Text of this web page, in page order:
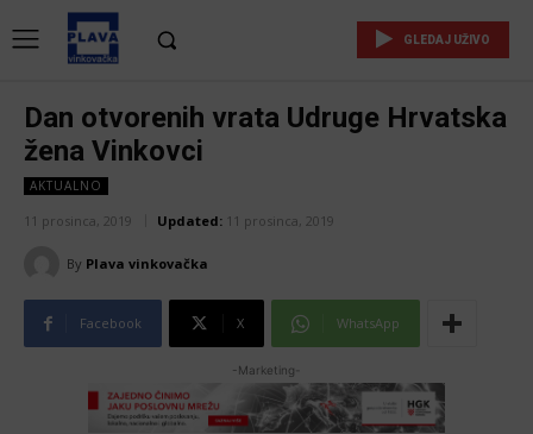
GLEDAJ UŽIVO
Dan otvorenih vrata Udruge Hrvatska
žena Vinkovci
AKTUALNO
11 prosinca, 2019 Updated: 11 prosinca, 2019
By Plava vinkovačka
Facebook X WhatsApp
-Marketing-